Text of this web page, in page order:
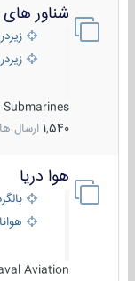
شناور های
Submarines
1,540 ارسال ها
هوا دریا
Naval Aviation